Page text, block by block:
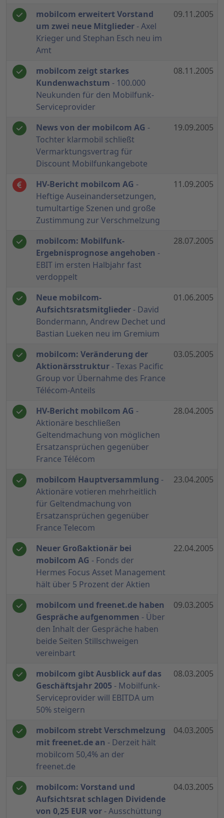
mobilcom erweitert Vorstand
um zwei neue Mitglieder - Axel
Krieger und Stephan Esch neu im
Amt
09.11.2005
mobilcom zeigt starkes
Kundenwachstum - 100.000
Neukunden für den Mobilfunk-
Serviceprovider
08.11.2005
News von der mobilcom AG -
Tochter klarmobil schließt
Vermarktungsvertrag für
Discount Mobilfunkangebote
19.09.2005
HV-Bericht mobilcom AG -
Heftige Auseinandersetzungen,
tumultartige Szenen und große
Zustimmung zur Verschmelzung
11.09.2005
mobilcom: Mobilfunk-
Ergebnisprognose angehoben -
EBIT im ersten Halbjahr fast
verdoppelt
28.07.2005
Neue mobilcom-
Aufsichtsratsmitglieder- David
Bondermann, Andrew Dechet und
Bastian Lueken neu im Gremium
01.06.2005
mobilcom: Veränderung der
Aktionärsstruktur - Texas Pacific
Group vor Übernahme des France
Télécom-Anteils
03.05.2005
HV-Bericht mobilcom AG -
Aktionäre beschließen
Geltendmachung von möglichen
Ersatzansprüchen gegenüber
France Télécom
28.04.2005
mobilcom Hauptversammlung -
Aktionäre votieren mehrheitlich
für Geltendmachung von
Ersatzansprüchen gegenüber
France Telecom
23.04.2005
Neuer Großaktionär bei
mobilcom AG - Fonds der
Hermes Focus Asset Management
hält über 5 Prozent der Aktien
22.04.2005
mobilcom und freenet.de haben
Gespräche aufgenommen - Über
den Inhalt der Gespräche haben
beide Seiten Stillschweigen
vereinbart
09.03.2005
mobilcom gibt Ausblick auf das
Geschäftsjahr 2005- Mobilfunk-
Serviceprovider will EBITDA um
50% steigern
08.03.2005
mobilcom strebt Verschmelzung
mit freenet.de an - Derzeit hält
mobilcom 50,4% an der
freenet.de
04.03.2005
mobilcom: Vorstand und
Aufsichtsrat schlagen Dividende
von 0,25 EUR vor- Ausschüttung
04.03.2005